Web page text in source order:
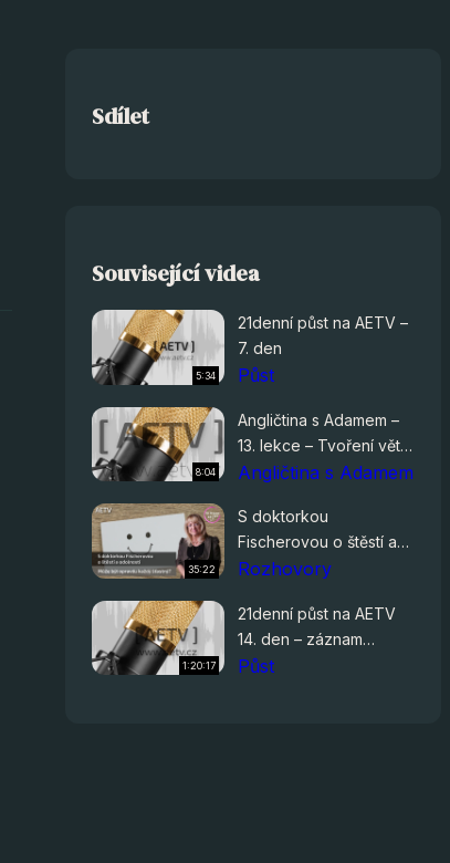
Sdílet
Související videa
5:34
21denní půst na AETV –
7. den
Půst
8:04
Angličtina s Adamem –
13. lekce – Tvoření vět
se dvěma slovesy
Angličtina s Adamem
35:22
S doktorkou
Fischerovou o štěstí a
odolnosti – Může být
Rozhovory
1:20:17
21denní půst na AETV
14. den – záznam
živého vysílání
Půst